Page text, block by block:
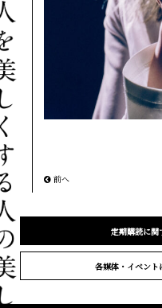
前へ
定期購読に関
各媒体・イベント